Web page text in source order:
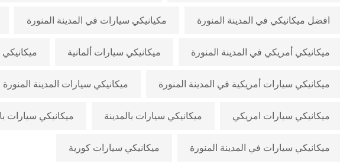
افضل ميكانيكي في المدينة المنورة مكيانيكي سيارات في المدينة المنورة
ميكانيكي أمريكي في المدينة المنورة ميكانيكي سيارات ألمانية
ميكانيكي سيارات أمريكية في المدينة المنورة ميكانيكي سيارات المدينة المنورة
ميكانيكي سيارات امريكي ميكانيكي سيارات بالمدينة ميكانيكي سيارات
ميكانيكي سيارات في المدينة المنورة ميكانيكي سيارات كورية